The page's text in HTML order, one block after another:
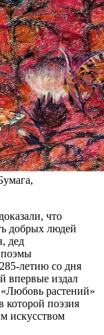
что
добрых людей
дед
поэмы
летию со дня
впервые издал
растений»
которой поэзия
искусством